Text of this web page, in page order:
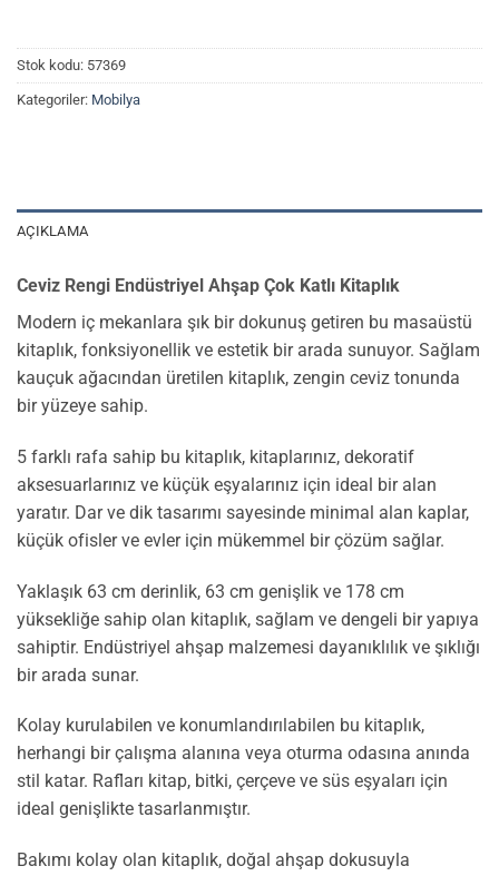
Stok kodu: 57369
Kategoriler: Mobilya
AÇIKLAMA
Ceviz Rengi Endüstriyel Ahşap Çok Katlı Kitaplık
Modern iç mekanlara şık bir dokunuş getiren bu masaüstü
kitaplık, fonksiyonellik ve estetik bir arada sunuyor. Sağlam
kauçuk ağacından üretilen kitaplık, zengin ceviz tonunda
bir yüzeye sahip.
5 farklı rafa sahip bu kitaplık, kitaplarınız, dekoratif
aksesuarlarınız ve küçük eşyalarınız için ideal bir alan
yaratır. Dar ve dik tasarımı sayesinde minimal alan kaplar,
küçük ofisler ve evler için mükemmel bir çözüm sağlar.
Yaklaşık 63 cm derinlik, 63 cm genişlik ve 178 cm
yüksekliğe sahip olan kitaplık, sağlam ve dengeli bir yapıya
sahiptir. Endüstriyel ahşap malzemesi dayanıklılık ve şıklığı
bir arada sunar.
Kolay kurulabilen ve konumlandırılabilen bu kitaplık,
herhangi bir çalışma alanına veya oturma odasına anında
stil katar. Rafları kitap, bitki, çerçeve ve süs eşyaları için
ideal genişlikte tasarlanmıştır.
Bakımı kolay olan kitaplık, doğal ahşap dokusuyla